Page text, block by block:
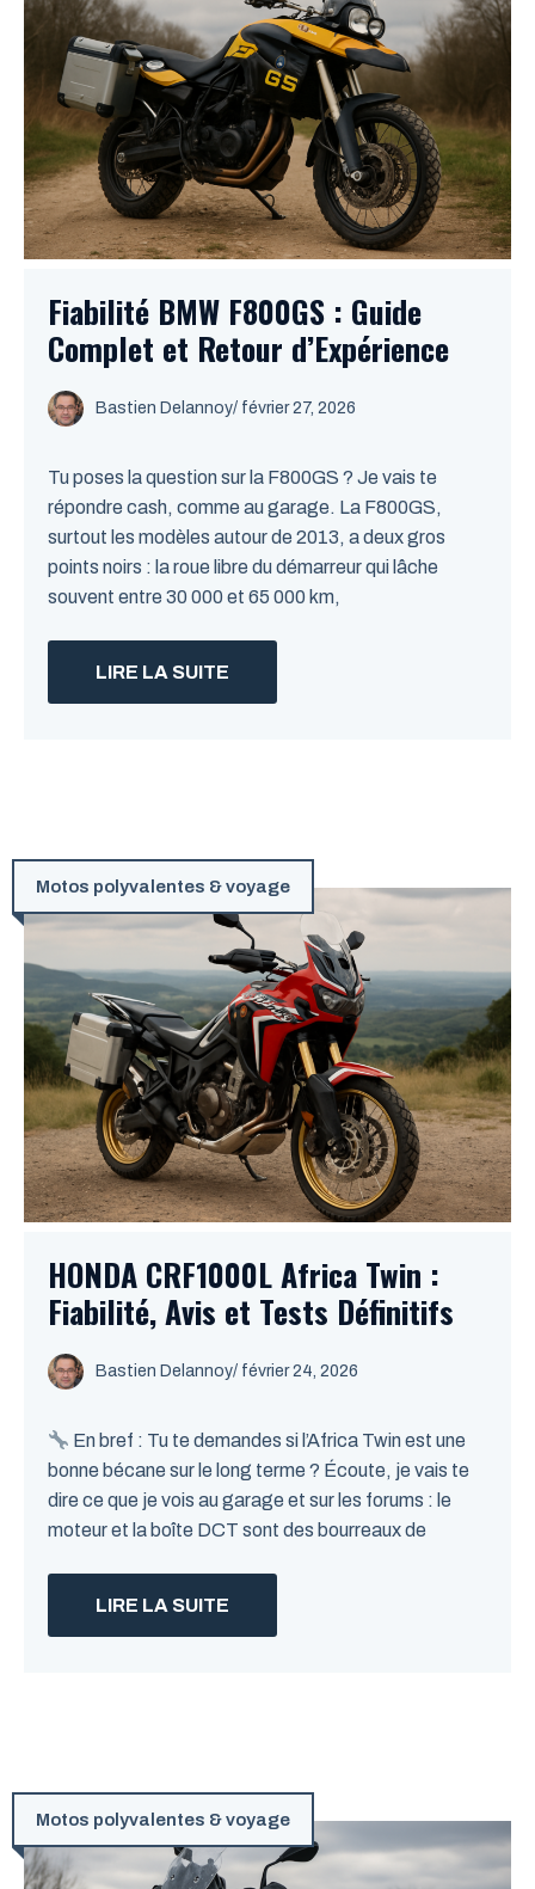
Fiabilité BMW F800GS : Guide
Complet et Retour d’Expérience
Bastien Delannoy/ février 27, 2026
Tu poses la question sur la F800GS ? Je vais te
répondre cash, comme au garage. La F800GS,
surtout les modèles autour de 2013, a deux gros
points noirs : la roue libre du démarreur qui lâche
souvent entre 30 000 et 65 000 km,
LIRE LA SUITE
Motos polyvalentes & voyage
HONDA CRF1000L Africa Twin :
Fiabilité, Avis et Tests Définitifs
Bastien Delannoy/ février 24, 2026
En bref : Tu te demandes si l’Africa Twin est une
bonne bécane sur le long terme ? Écoute, je vais te
dire ce que je vois au garage et sur les forums : le
moteur et la boîte DCT sont des bourreaux de
LIRE LA SUITE
Motos polyvalentes & voyage